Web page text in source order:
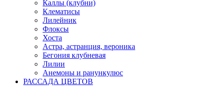
Каллы (клубни)
Клематисы
Лилейник
Флоксы
Хоста
Астра, астранция, вероника
Бегония клубневая
Лилии
Анемоны и ранункулюс
РАССАДА ЦВЕТОВ